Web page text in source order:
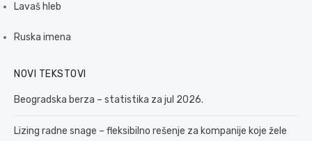
Lavaš hleb
Ruska imena
NOVI TEKSTOVI
Beogradska berza – statistika za jul 2026.
Lizing radne snage – fleksibilno rešenje za kompanije koje žele